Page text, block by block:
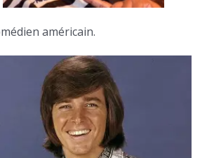
américain.